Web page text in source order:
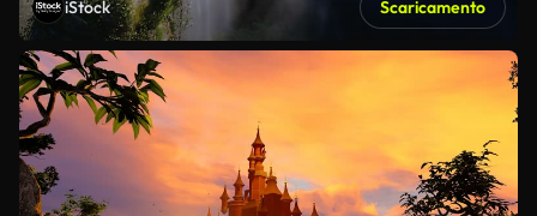
iStock Scaricamento